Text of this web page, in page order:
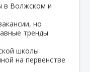
в Волжском и
но
тренды
школы
на первенстве